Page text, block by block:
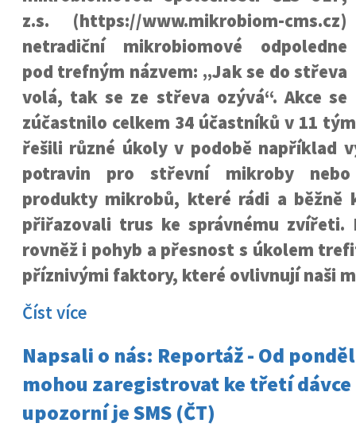
z.s. (https://www.mikrobiom-cms.cz)
netradiční mikrobiomové odpoledne
pod trefným názvem: „Jak se do střeva
volá, tak se ze střeva ozývá“. Akce se
zúčastnilo celkem 34 účastníků v 11
řešili různé úkoly v podobě například
potravin pro střevní mikroby nebo
produkty mikrobů, které rádi a běžně
přiřazovali trus ke správnému zvířeti.
rovněž i pohyb a přesnost s úkolem
příznivými faktory, které ovlivnují naši
Číst více
Napsali o nás: Reportáž - Od
mohou zaregistrovat ke třetí
upozorní je SMS (ČT)